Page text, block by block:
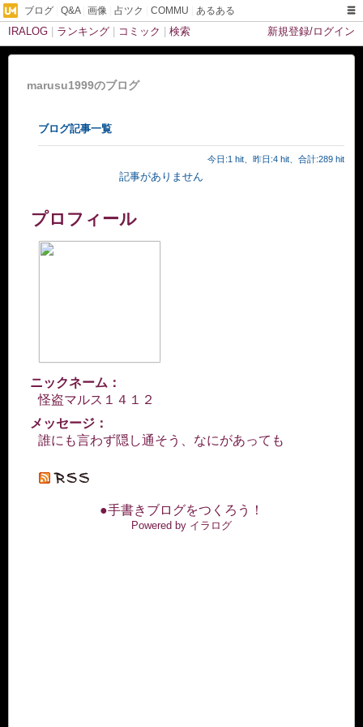
ブログ Q&A| 画像 占ツク COMMU あるある
IRALOG ランキング コミック 検索 新規登録/ログイン
marusu1999のブログ
ブログ記事一覧
今日:1 hit、昨日:4 hit、合計:289 hit
記事がありません
プロフィール
ニックネーム：
怪盗マルス１４１２
メッセージ：
誰にも言わず隠し通そう、なにがあっても
●手書きブログをつくろう！
Powered by イラログ